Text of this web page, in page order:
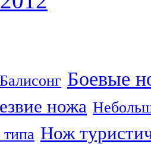
Балисонг Боевые
ножа
Нож